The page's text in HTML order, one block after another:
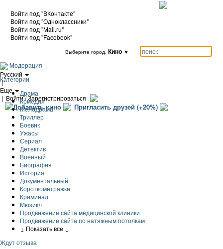
Войти под "ВКонтакте"
Войти под "Одноклассники"
Войти под "Mail.ru"
Войти под "Facebook"
Выберите город: Кино ▼
Модерация |
Русский
|
Еще
| Войти / Зарегистрироваться
Добавить кино Пригласить друзей (+20%)
Категории
Драма
Комедия
Мелодрама
Триллер
Боевик
Ужасы
Сериал
Детектив
Военный
Биография
История
Документальный
Короткометражки
Криминал
Мюзикл
Продвижение сайта медицинской клиники
Продвижение сайта по натяжным потолкам
↓ Показать все ↓
Ждут отзыва